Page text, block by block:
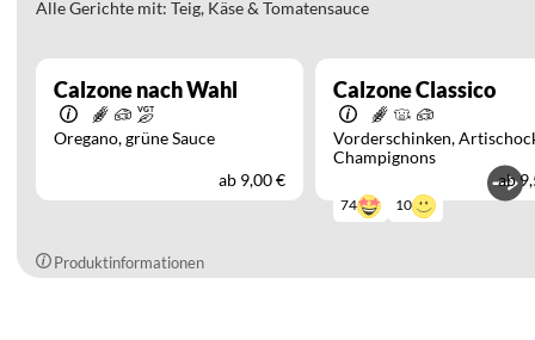
Alle Gerichte mit: Teig, Käse & Tomatensauce
Calzone nach Wahl
Oregano grüne Sauce
ab 9,00 €
Calzone Classico
Vorderschinken
Champignons
ab
74 10
Produktinformationen